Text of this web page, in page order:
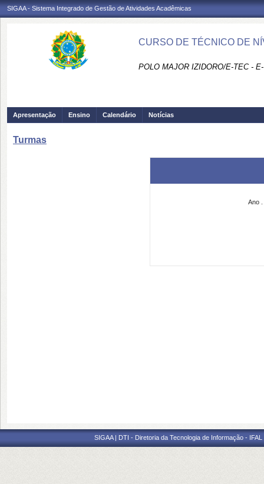
SIGAA - Sistema Integrado de Gestão de Atividades Acadêmicas
CURSO DE TÉCNICO DE
POLO MAJOR IZIDORO/E-TEC -
Apresentação Ensino Calendário Notícias
Turmas
Ano
SIGAA | DTI - Diretoria da Tecnologia de Informação -